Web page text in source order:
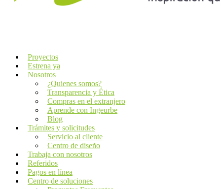
Proyectos
Estrena ya
Nosotros
¿Quienes somos?
Transparencia y Ética
Compras en el extranjero
Aprende con Ingeurbe
Blog
Trámites y solicitudes
Servicio al cliente
Centro de diseño
Trabaja con nosotros
Referidos
Pagos en línea
Centro de soluciones